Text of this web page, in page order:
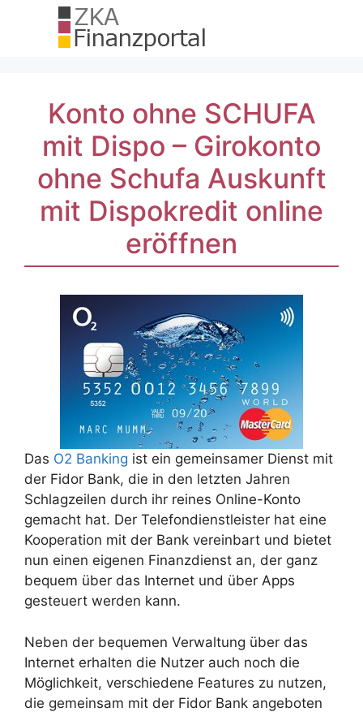
Konto ohne SCHUFA
mit Dispo – Girokonto
ohne Schufa Auskunft
mit Dispokredit online
eröffnen
Das O2 Banking ist ein gemeinsamer Dienst mit
der Fidor Bank, die in den letzten Jahren
Schlagzeilen durch ihr reines Online-Konto
gemacht hat. Der Telefondienstleister hat eine
Kooperation mit der Bank vereinbart und bietet
nun einen eigenen Finanzdienst an, der ganz
bequem über das Internet und über Apps
gesteuert werden kann.
Neben der bequemen Verwaltung über das
Internet erhalten die Nutzer auch noch die
Möglichkeit, verschiedene Features zu nutzen,
die gemeinsam mit der Fidor Bank angeboten